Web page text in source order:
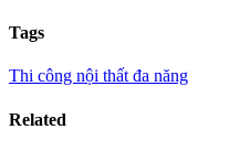
Tags
Thi công nội thất đa năng
Related